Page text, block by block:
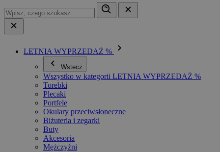
LETNIA WYPRZEDAŻ %
Wstecz
Wszystko w kategorii LETNIA WYPRZEDAŻ %
Torebki
Plecaki
Portfele
Okulary przeciwsłoneczne
Biżuteria i zegarki
Buty
Akcesoria
Mężczyźni